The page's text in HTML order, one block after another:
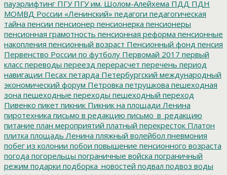
пауэрлифтинг ПГУПГУ им. Шолом-Алейхема ПДД ПДН
МОМВД России «Ленинский» педагоги педагогическая
тайна пенсии пенсионер пенсионерка пенсионеры
пенсионная грамотность пенсионная реформа пенсионные
накопления пенсионный возраст Пенсионный фонд пенсия
Первенство России по футболу Первомай 2017 первый
класс переводы переезд перерасчет перечень период
навигации Песах петарда Петербургский международный
экономический форум Петровка петрушкова пешеходная
зона пешеходные переходы пешеходный переход
Пивенко пикет пикник Пикник на площади Ленина
пиротехника письмо в редакцию письмо_в_редакцию
питание план мероприятий платный перекресток Платон
плитка площадь Ленина пляжный волейбол пневмония
побег из колонии побои повышение пенсионного возраста
погода погорельцы пограничные войска пограничный
режим подарки подборка_новостей подвал подвоз воды